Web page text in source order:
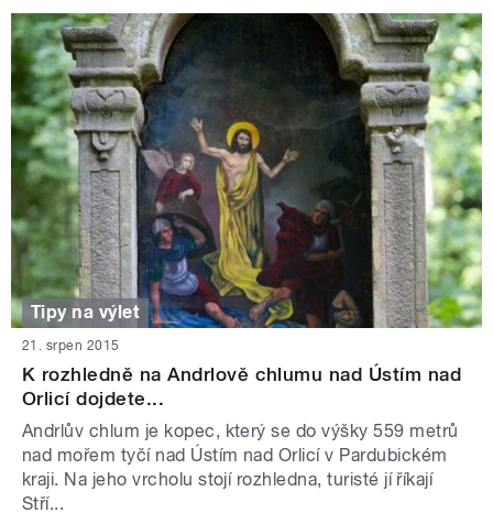
Tipy na výlet
21. srpen 2015
K rozhledně na Andrlově chlumu nad Ústím nad
Orlicí dojdete...
Andrlův chlum je kopec, který se do výšky 559 metrů
nad mořem tyčí nad Ústím nad Orlicí v Pardubickém
kraji. Na jeho vrcholu stojí rozhledna, turisté jí říkají
Stří...